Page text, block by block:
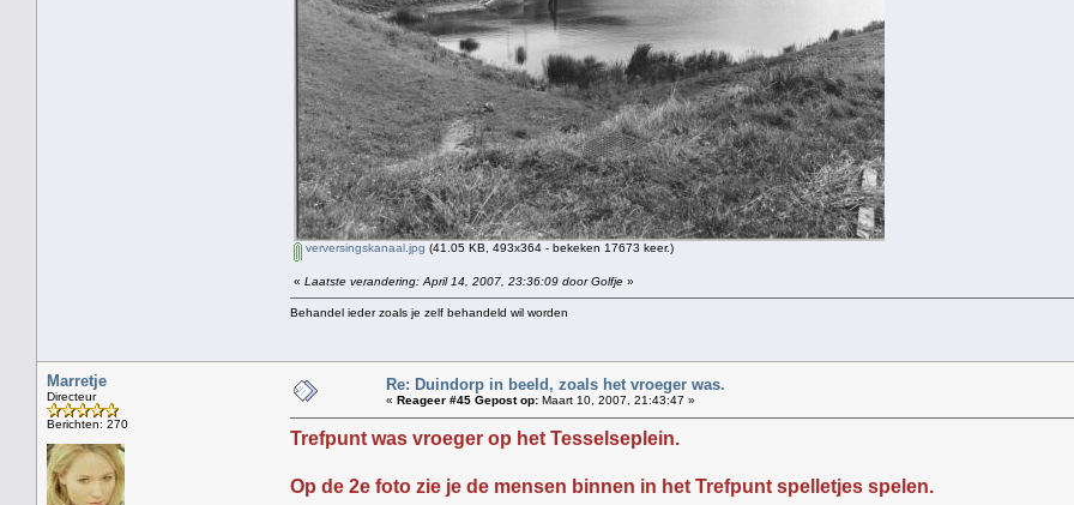
verversingskanaal.jpg (41.05 KB, 493x364 - bekeken 17673 keer.)
« Laatste verandering: April 14, 2007, 23:36:09 door Golfje »
Behandel ieder zoals je zelf behandeld wil worden
Marretje
Directeur
Berichten: 270
Re: Duindorp in beeld, zoals het vroeger was.
« Reageer #45 Gepost op: Maart 10, 2007, 21:43:47 »
Trefpunt was vroeger op het Tesselseplein.
Op de 2e foto zie je de mensen binnen in het Trefpunt spelletjes spelen.